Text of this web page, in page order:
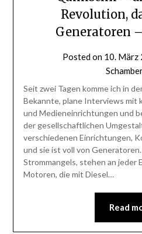
Revolution,
Generatoren –
Posted on 10. März
Seit zwei Tagen komme ich in
Bekannte, plane Interviews mit
und Medieneinrichtungen und
der gesellschaftlichen
verschiedenen Einrichtungen,
und sie ist voll von
Strommangels, stehen an jeder
Motoren, die mit Diesel…
Read